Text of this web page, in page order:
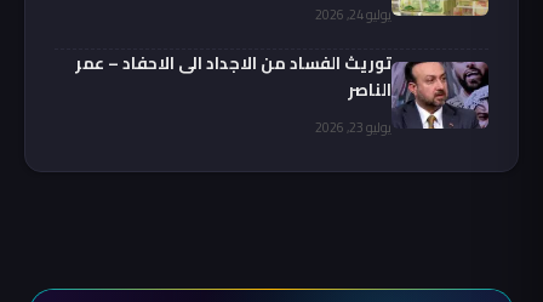
يوليو 24, 2026
توريث الفساد من الاجداد الى الاحفاد – عمر
الناصر
يوليو 23, 2026